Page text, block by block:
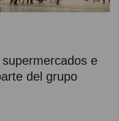
e
del grupo